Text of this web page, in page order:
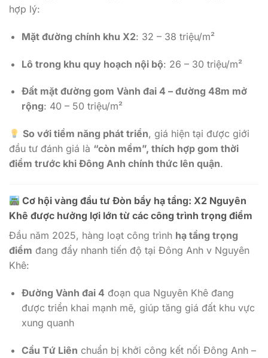
hợp lý:
Mặt đường chính khu X2: 32 – 38 triệu/m²
Lô trong khu quy hoạch nội bộ: 26 – 30 triệu/m²
Đất mặt đường gom Vành đai 4 – đường 48m mở
rộng: 40 – 50 triệu/m²
So với tiềm năng phát triển, giá hiện tại được giới
đầu tư đánh giá là “còn mềm”, thích hợp gom thời
điểm trước khi Đông Anh chính thức lên quận.
Cơ hội vàng đầu tư Đòn bẩy hạ tầng: X2 Nguyên
Khê được hưởng lợi lớn từ các công trình trọng điểm
Đầu năm 2025, hàng loạt công trình hạ tầng trọng
điểm đang đẩy nhanh tiến độ tại Đông Anh v Nguyên
Khê:
Đường Vành đai 4 đoạn qua Nguyên Khê đang
được triển khai mạnh mẽ, giúp tăng giá đất khu vực
xung quanh
Cầu Tứ Liên chuẩn bị khởi công kết nối Đông Anh –